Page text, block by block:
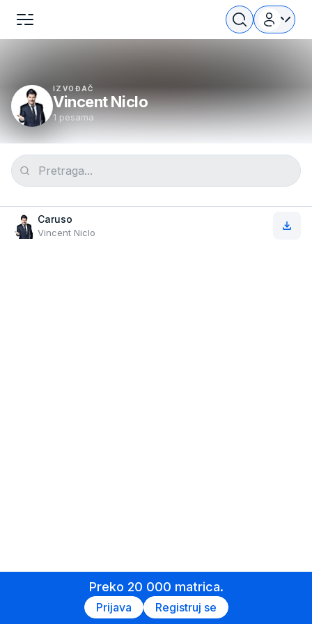
IZVOĐAČ
Vincent Niclo
1 pesama
Caruso
Vincent Niclo
Preko 20 000 matrica.
Prijava Registruj se